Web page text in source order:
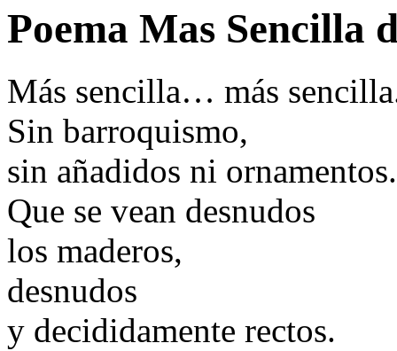
Poema Mas Sencilla
Más sencilla… más
Sin barroquismo,
sin añadidos ni ornamentos.
Que se vean desnudos
los maderos,
desnudos
y decididamente rectos.